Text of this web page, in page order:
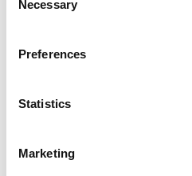
Selection
Necessary
Preferences
Statistics
Marketing